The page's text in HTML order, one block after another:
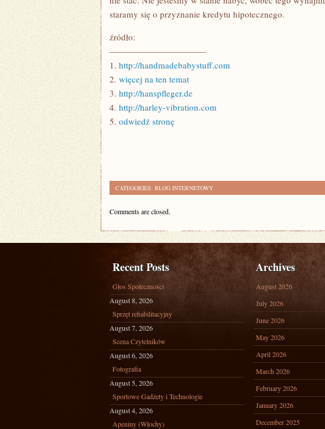
staramy się o przyznanie kredytu hipotecznego.
źródło:
———————————
1. http://handmadebabystuff.com
2. więcej na ten temat
3. http://hanspfleger.de
4. http://harley-vibration.com
5. odwiedź stronę
CATEGORIES: BLOG INTERNETOWY
Comments are closed.
Recent Posts
Głos Społeczności
August 8, 2026
Sprzęt rehabilitacyjny
August 7, 2026
Scena Czytelników
August 6, 2026
Fotografia
August 5, 2026
Sportowe Gadżety i Technologie
August 4, 2026
Apeniny (Włochy)
Archives
August 2026
July 2026
June 2026
May 2026
April 2026
March 2026
February 2026
January 2026
December 2025